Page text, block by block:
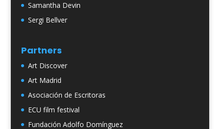
Samantha Devin
Sergi Bellver
Partners
Art Discover
Art Madrid
Asociación de Escritoras
ECU film festival
Fundación Adolfo Domínguez